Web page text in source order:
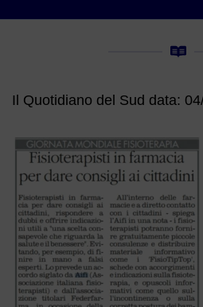
Il Quotidiano del Sud data: